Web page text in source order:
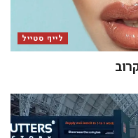
לייף סטייל